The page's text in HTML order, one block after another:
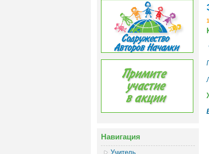
Навигация
Учитель